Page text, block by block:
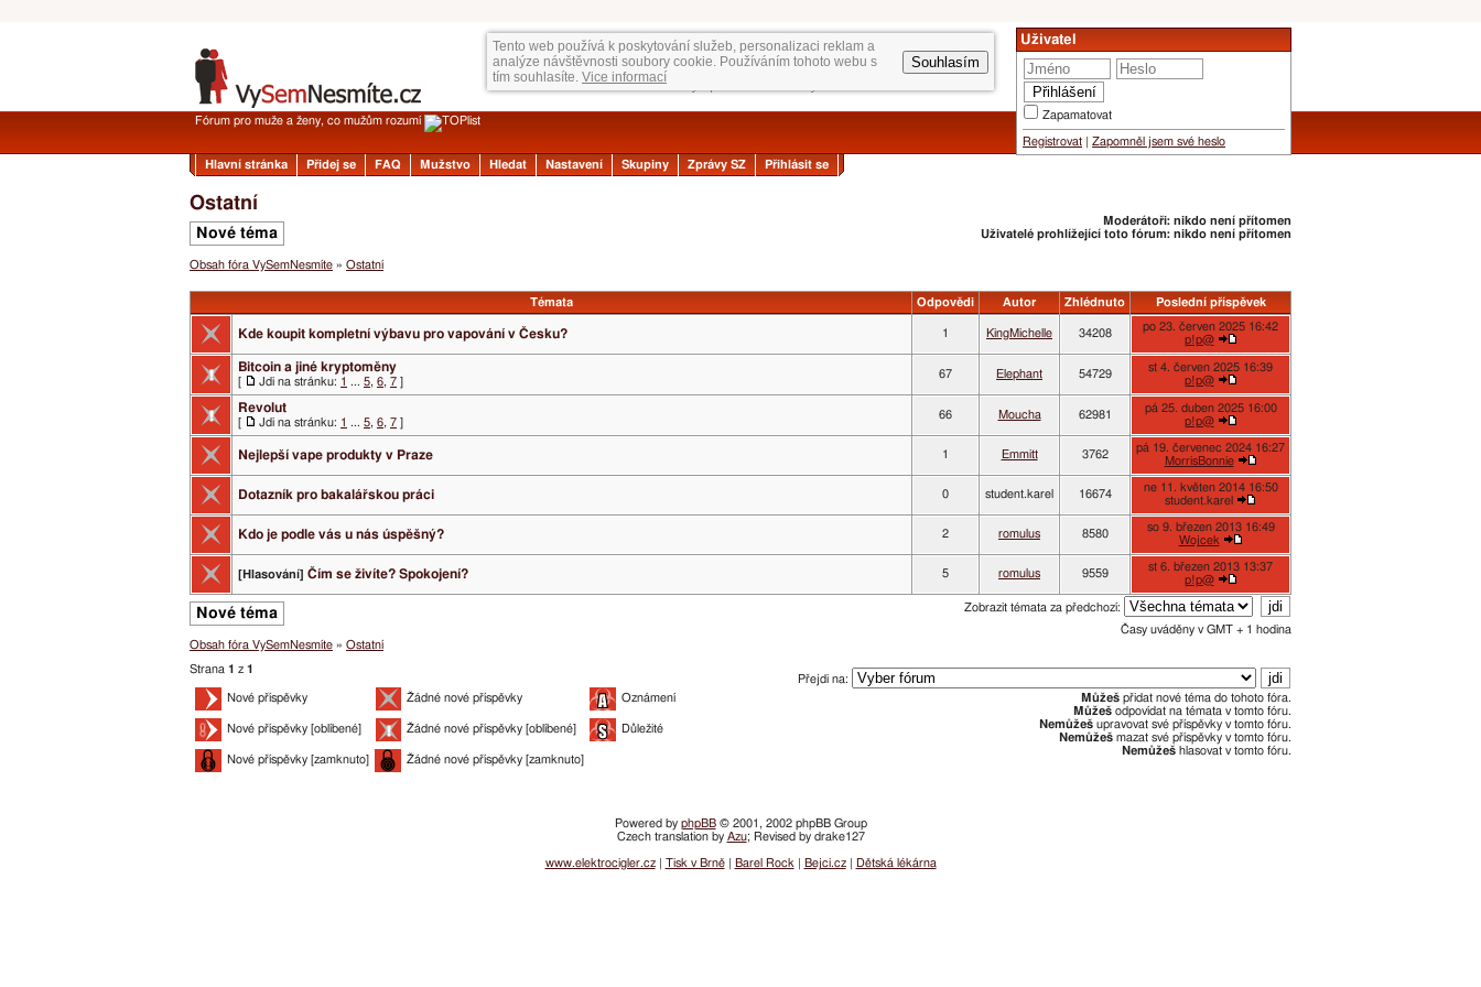
Tento web používá k poskytování služeb, personalizaci reklam a
analýze návštěvnosti soubory cookie. Používáním tohoto webu s
tím souhlasíte. Vice informací
Souhlasím
Uživatel
Zapamatovat
Registrovat Zapomněl jsem své heslo
Fórum pro muže a ženy, co mužům rozumí
Hlavní stránka Přidej se FAQ Mužstvo Hledat Nastavení Skupiny Zprávy SZ Přihlásit se
Ostatní
Moderátoři: nikdo není přítomen
Uživatelé prohlížející toto fórum: nikdo není přítomen
Nové téma
Obsah fóra VySemNesmíte » Ostatní
Témata Odpovědi Autor Zhlédnuto Poslední příspěvek
Kde koupit kompletní výbavu pro vapování v Česku? 1 KingMichelle 34208
po 23. červen 2025 16:42
p!p@
Bitcoin a jiné kryptoměny
[ Jdi na stránku: 1 ... 5, 6, 7 ]
67 Elephant 54729
st 4. červen 2025 16:39
p!p@
Revolut
[ Jdi na stránku: 1 ... 5, 6, 7 ]
66 Moucha 62981
pá 25. duben 2025 16:00
p!p@
Nejlepší vape produkty v Praze 1 Emmitt 3762
pá 19. červenec 2024 16:27
MorrisBonnie
Dotazník pro bakalářskou práci 0 student.karel 16674
ne 11. květen 2014 16:50
student.karel
Kdo je podle vás u nás úspěšný? 2 romulus 8580
so 9. březen 2013 16:49
Wojcek
[Hlasování] Čím se živíte? Spokojení? 5 romulus 9559
st 6. březen 2013 13:37
p!p@
Zobrazit témata za předchozí:
Časy uváděny v GMT + 1 hodina
Přejdi na:
Můžeš přidat nové téma do tohoto fóra.
Můžeš odpovídat na témata v tomto fóru.
Nemůžeš upravovat své příspěvky v tomto fóru.
Nemůžeš mazat své příspěvky v tomto fóru.
Nemůžeš hlasovat v tomto fóru.
Nové téma
Obsah fóra VySemNesmíte » Ostatní
Strana 1 z 1
Nové příspěvky Žádné nové příspěvky Oznámení
Nové příspěvky [oblíbené] Žádné nové příspěvky [oblíbené] Důležité
Nové příspěvky [zamknuto] Žádné nové příspěvky [zamknuto]
Powered by phpBB© 2001, 2002 phpBB Group
Czech translation by Azu; Revised by drake127
www.elektrocigler.cz| Tisk v Brně| Barel Rock Bejci.cz| Dětská lékárna